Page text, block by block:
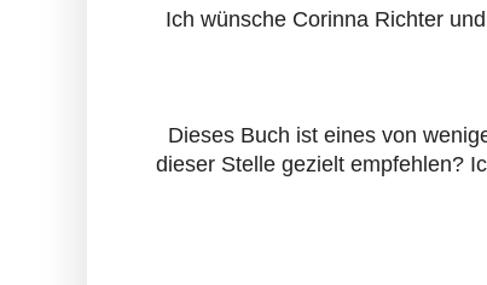
Ich wünsche Corinna Richter
Dieses Buch ist eines von
dieser Stelle gezielt empfehlen?